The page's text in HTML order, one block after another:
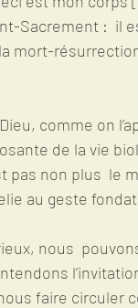
Sacrement :
mort-
de la vie
pas non plus
au geste
nous
faire circuler